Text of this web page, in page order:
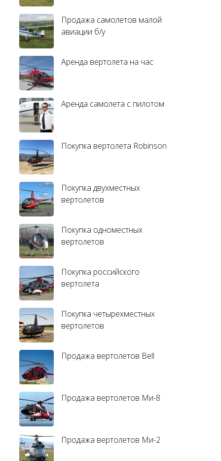
Продажа самолетов малой
авиации б/у
Аренда вертолета на час
Аренда самолета с пилотом
Покупка вертолета Robinson
Покупка двухместных
вертолетов
Покупка одноместных
вертолетов
Покупка российского
вертолета
Покупка четырехместных
вертолетов
Продажа вертолетов Bell
Продажа вертолетов Ми-8
Продажа вертолетов Ми-2